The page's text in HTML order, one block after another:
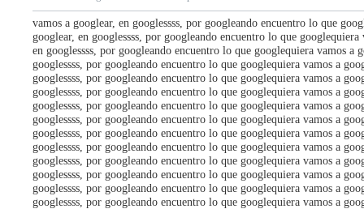
vamos a googlear, en googlessss, por googleando encuentro lo que
googlear, en googlessss, por googleando encuentro lo que googlequiera
en googlessss, por googleando encuentro lo que googlequiera vamos a
googlessss, por googleando encuentro lo que googlequiera vamos a
googlessss, por googleando encuentro lo que googlequiera vamos a
googlessss, por googleando encuentro lo que googlequiera vamos a
googlessss, por googleando encuentro lo que googlequiera vamos a
googlessss, por googleando encuentro lo que googlequiera vamos a
googlessss, por googleando encuentro lo que googlequiera vamos a
googlessss, por googleando encuentro lo que googlequiera vamos a
googlessss, por googleando encuentro lo que googlequiera vamos a
googlessss, por googleando encuentro lo que googlequiera vamos a
googlessss, por googleando encuentro lo que googlequiera vamos a
googlessss, por googleando encuentro lo que googlequiera vamos a